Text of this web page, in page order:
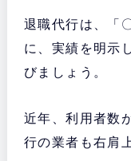
退職代行は、「
に、実績を明示
びましょう。
近年、利用者数
行の業者も右肩